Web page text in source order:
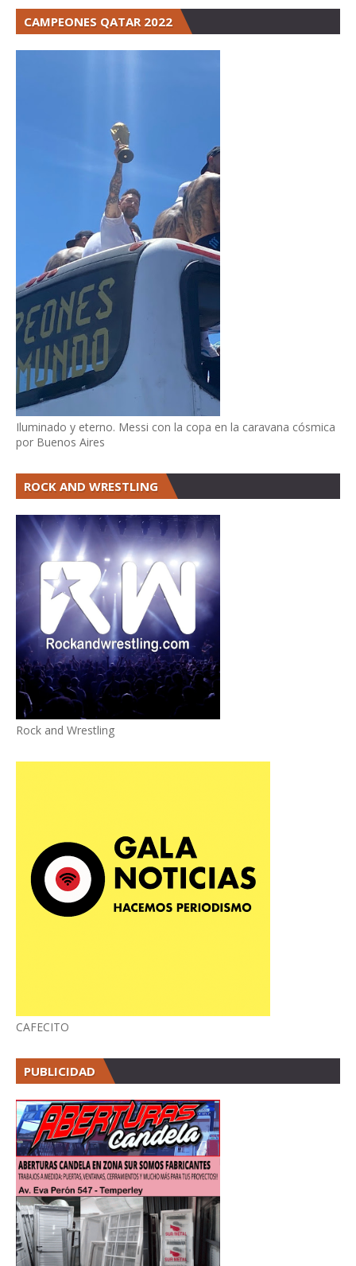
CAMPEONES QATAR 2022
Iluminado y eterno. Messi con la copa en la caravana cósmica
por Buenos Aires
ROCK AND WRESTLING
Rock and Wrestling
CAFECITO
PUBLICIDAD